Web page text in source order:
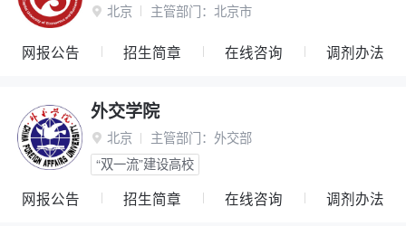
 北京 主管部门： 北京市
网报公告 招生简章 在线咨询 调剂办法
外交学院
 北京 主管部门： 外交部
“双一流”建设高校
网报公告 招生简章 在线咨询 调剂办法